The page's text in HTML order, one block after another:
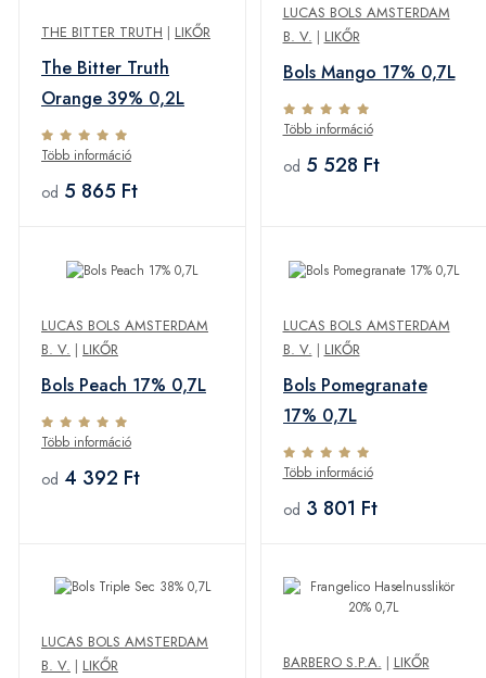
THE BITTER TRUTH | LIKŐR
The Bitter Truth
Orange 39% 0,2L
Több információ
od 5 865 Ft
LUCAS BOLS AMSTERDAM
B. V. | LIKŐR
Bols Mango 17% 0,7L
Több információ
od 5 528 Ft
LUCAS BOLS AMSTERDAM
B. V. | LIKŐR
Bols Peach 17% 0,7L
Több információ
od 4 392 Ft
LUCAS BOLS AMSTERDAM
B. V. | LIKŐR
Bols Pomegranate
17% 0,7L
Több információ
od 3 801 Ft
LUCAS BOLS AMSTERDAM
B. V. | LIKŐR BARBERO S.P.A. | LIKŐR